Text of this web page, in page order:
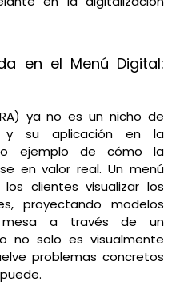
en el Menú Digital:
ya no es un nicho de
y su aplicación en la
ejemplo de cómo la
en valor real. Un menú
clientes visualizar los
proyectando modelos
mesa a través de un
no solo es visualmente
problemas concretos